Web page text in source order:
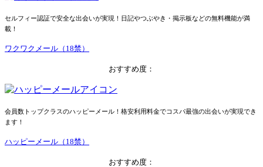
セルフィー認証で安全な出会いが実現！日記やつぶやき・掲示板などの無料機能が満
載！
ワクワクメール（18禁）
おすすめ度：
会員数トップクラスのハッピーメール！格安利用料金でコスパ最強の出会いが実現でき
ます！
ハッピーメール（18禁）
おすすめ度：